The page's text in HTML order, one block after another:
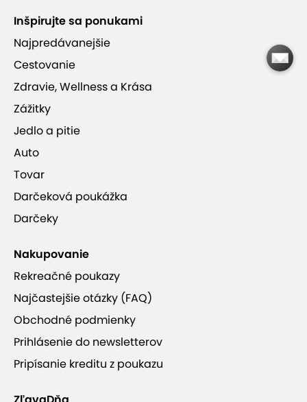
Výber menu na mieste
Leberfinger
Inšpirujte sa ponukami
Najpredávanejšie
Cestovanie
Zdravie, Wellness a Krása
Zážitky
Jedlo a pitie
Auto
Tovar
Darčeková poukážka
Darčeky
Nakupovanie
Rekreačné poukazy
Najčastejšie otázky (FAQ)
Obchodné podmienky
Prihlásenie do newsletterov
Pripísanie kreditu z poukazu